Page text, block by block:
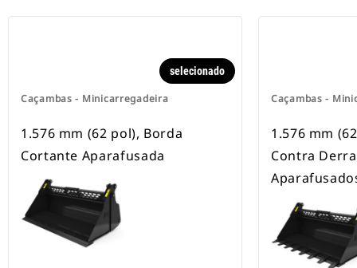
Caçambas - Minicarregadeira
selecionado
1.576 mm (62 pol), Borda
Cortante Aparafusada
Caçambas -
1.576 mm
Contra